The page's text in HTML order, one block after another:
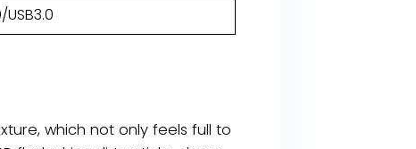
which not only feels full to